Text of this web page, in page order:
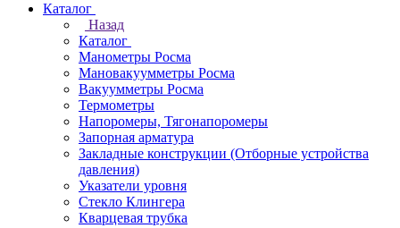
Каталог
Назад
Каталог
Манометры Росма
Мановакуумметры Росма
Вакуумметры Росма
Термометры
Напоромеры, Тягонапоромеры
Запорная арматура
Закладные конструкции (Отборные устройства
давления)
Указатели уровня
Стекло Клингера
Кварцевая трубка